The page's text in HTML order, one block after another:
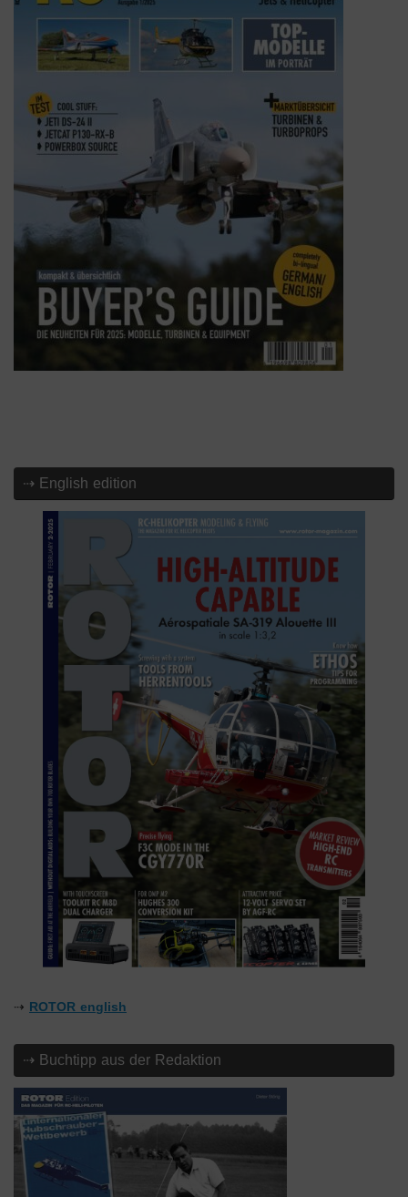
⇢ English edition
⇢ ROTOR english
⇢ Buchtipp aus der Redaktion